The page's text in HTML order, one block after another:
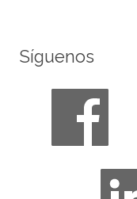
Síguenos